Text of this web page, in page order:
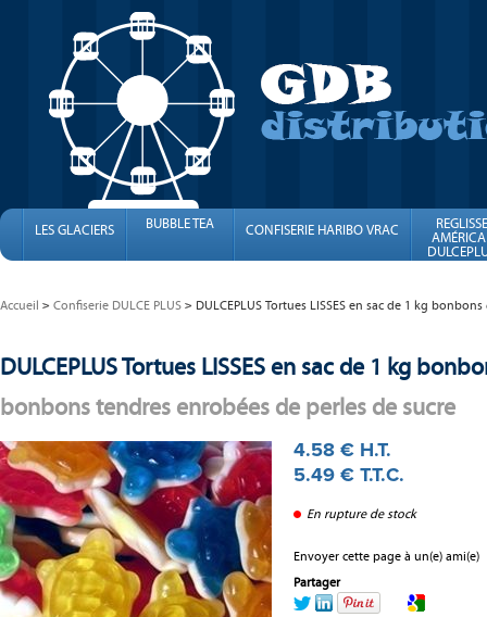
LES GLACIERS BUBBLE TEA CONFISERIE HARIBO VRAC
FINI
Accueil Confiserie DULCE PLUS DULCEPLUS Tortues LISSES en sac de 1 kg
DULCEPLUS Tortues LISSES en sac de 1 kg
bonbons tendres enrobées de perles de sucre
4.58 € H.T.
5.49 € T.T.C.
En rupture de stock
Envoyer cette page à un(e) ami(e)
Partager